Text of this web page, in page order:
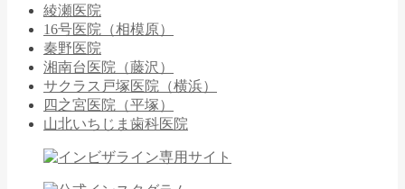
綾瀬医院
16号医院（相模原）
秦野医院
湘南台医院（藤沢）
サクラス戸塚医院（横浜）
四之宮医院（平塚）
山北いちじま歯科医院